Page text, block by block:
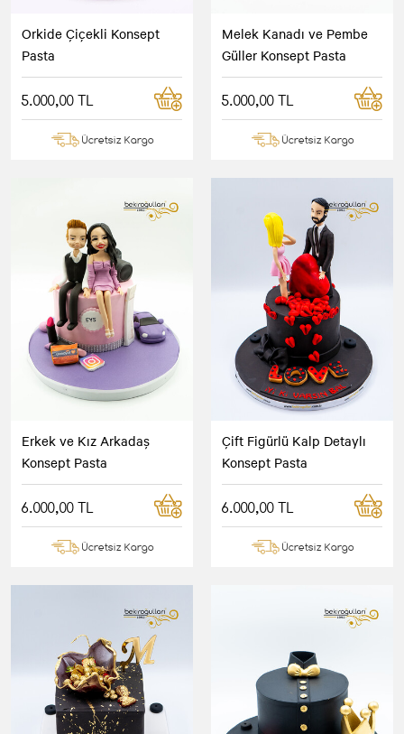
Orkide Çiçekli Konsept
Pasta
5.000,00 TL
Ücretsiz Kargo
Melek Kanadı ve Pembe
Güller Konsept Pasta
5.000,00 TL
Ücretsiz Kargo
Erkek ve Kız Arkadaş
Konsept Pasta
6.000,00 TL
Ücretsiz Kargo
Çift Figürlü Kalp Detaylı
Konsept Pasta
6.000,00 TL
Ücretsiz Kargo